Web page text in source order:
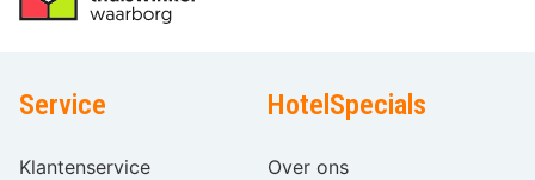
Service
Klantenservice
HotelSpecials
Over ons